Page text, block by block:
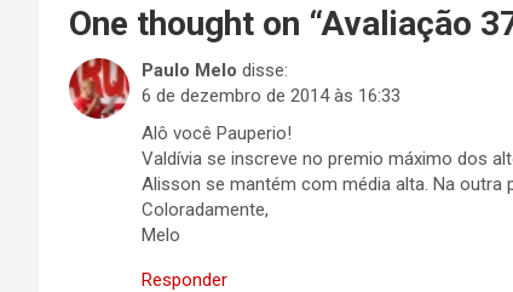
One thought on “Avaliação
Paulo Melo disse:
6 de dezembro de 2014 às 16:33
Alô você Pauperio!
Valdívia se inscreve no premio máximo dos
Alisson se mantém com média alta. Na outra
Coloradamente,
Melo
Responder